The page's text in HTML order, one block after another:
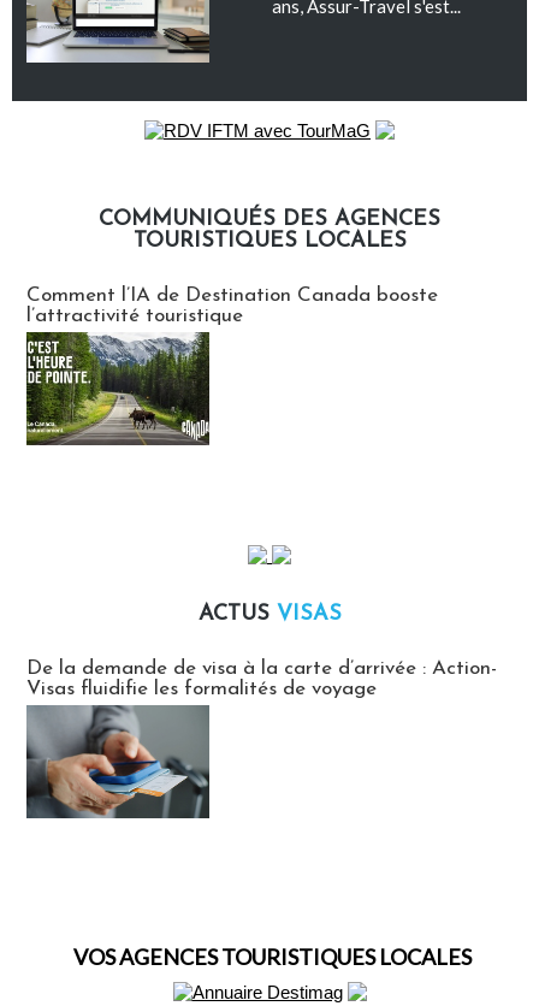
ans, Assur-Travel s'est...
COMMUNIQUÉS DES AGENCES
TOURISTIQUES LOCALES
Comment l’IA de Destination Canada booste
l’attractivité touristique
ACTUS VISAS
De la demande de visa à la carte d’arrivée : Action-
Visas fluidifie les formalités de voyage
VOS AGENCES TOURISTIQUES LOCALES